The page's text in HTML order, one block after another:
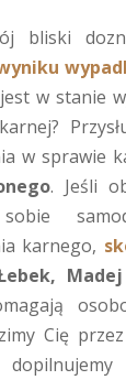
bliski
w stanie
w sprawie
. Jeśli
sobie
karnego,
Cię